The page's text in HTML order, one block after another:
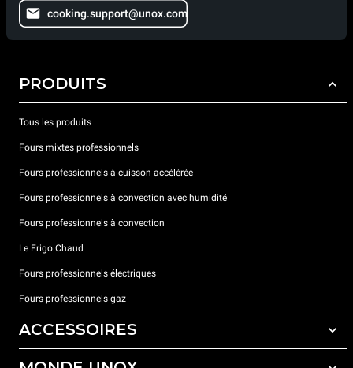
cooking.support@unox.com
PRODUITS
Tous les produits
Fours mixtes professionnels
Fours professionnels à cuisson accélérée
Fours professionnels à convection avec humidité
Fours professionnels à convection
Le Frigo Chaud
Fours professionnels électriques
Fours professionnels gaz
ACCESSOIRES